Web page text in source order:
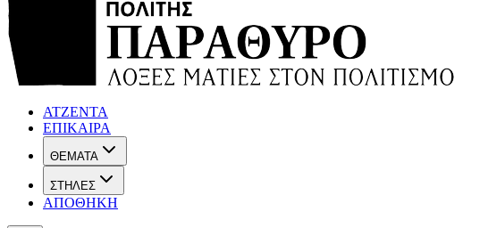
ΑΤΖΕΝΤΑ
ΕΠΙΚΑΙΡΑ
ΘΕΜΑΤΑ
ΣΤΗΛΕΣ
ΑΠΟΘΗΚΗ